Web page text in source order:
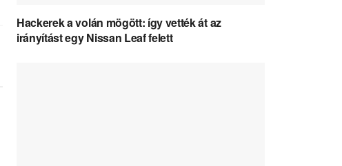
Hackerek a volán mögött: így vették át az
irányítást egy Nissan Leaf felett